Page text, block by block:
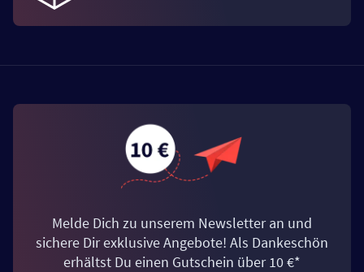
Melde Dich zu unserem Newsletter an und
sichere Dir exklusive Angebote! Als Dankeschön
erhältst Du einen Gutschein über 10 €*